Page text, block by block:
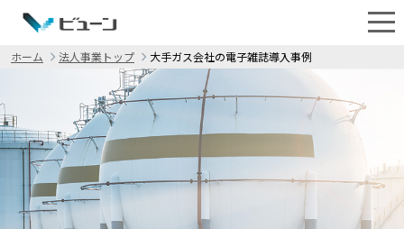
ホーム 法人事業トップ 大手ガス会社の電子雑誌導入事例